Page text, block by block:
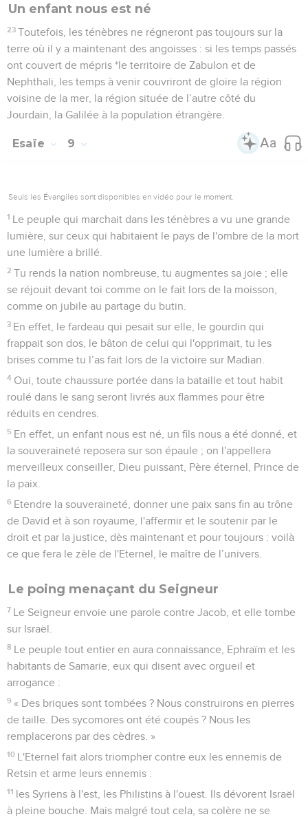
Un enfant nous est né
23 Toutefois, les ténèbres ne régneront pas toujours sur la
terre où il y a maintenant des angoisses : si les temps passés
ont couvert de mépris *le territoire de Zabulon et de
Nephthali, les temps à venir couvriront de gloire la région
voisine de la mer, la région située de l’autre côté du
Jourdain, la Galilée à la population étrangère.
Esaïe 9
Seuls les Évangiles sont disponibles en vidéo pour le moment.
1 Le peuple qui marchait dans les ténèbres a vu une grande
lumière, sur ceux qui habitaient le pays de l'ombre de la mort
une lumière a brillé.
2 Tu rends la nation nombreuse, tu augmentes sa joie ; elle
se réjouit devant toi comme on le fait lors de la moisson,
comme on jubile au partage du butin.
3 En effet, le fardeau qui pesait sur elle, le gourdin qui
frappait son dos, le bâton de celui qui l'opprimait, tu les
brises comme tu l’as fait lors de la victoire sur Madian.
4 Oui, toute chaussure portée dans la bataille et tout habit
roulé dans le sang seront livrés aux flammes pour être
réduits en cendres.
5 En effet, un enfant nous est né, un fils nous a été donné, et
la souveraineté reposera sur son épaule ; on l'appellera
merveilleux conseiller, Dieu puissant, Père éternel, Prince de
la paix.
6 Etendre la souveraineté, donner une paix sans fin au trône
de David et à son royaume, l'affermir et le soutenir par le
droit et par la justice, dès maintenant et pour toujours : voilà
ce que fera le zèle de l'Eternel, le maître de l’univers.
Le poing menaçant du Seigneur
7 Le Seigneur envoie une parole contre Jacob, et elle tombe
sur Israël.
8 Le peuple tout entier en aura connaissance, Ephraïm et les
habitants de Samarie, eux qui disent avec orgueil et
arrogance :
9 « Des briques sont tombées ? Nous construirons en pierres
de taille. Des sycomores ont été coupés ? Nous les
remplacerons par des cèdres. »
10 L'Eternel fait alors triompher contre eux les ennemis de
Retsin et arme leurs ennemis :
11 les Syriens à l'est, les Philistins à l'ouest. Ils dévorent Israël
à pleine bouche. Mais malgré tout cela, sa colère ne se